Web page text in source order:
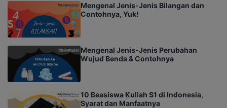
Mengenal Jenis-Jenis Bilangan dan
Contohnya, Yuk!
Mengenal Jenis-Jenis Perubahan
Wujud Benda & Contohnya
10 Beasiswa Kuliah S1 di Indonesia,
Syarat dan Manfaatnya